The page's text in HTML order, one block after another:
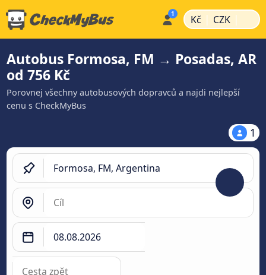
Kč | CZK |
Autobus Formosa, FM → Posadas, AR
od 756 Kč
Porovnej všechny autobusových dopravců a najdi nejlepší
cenu s CheckMyBus
1